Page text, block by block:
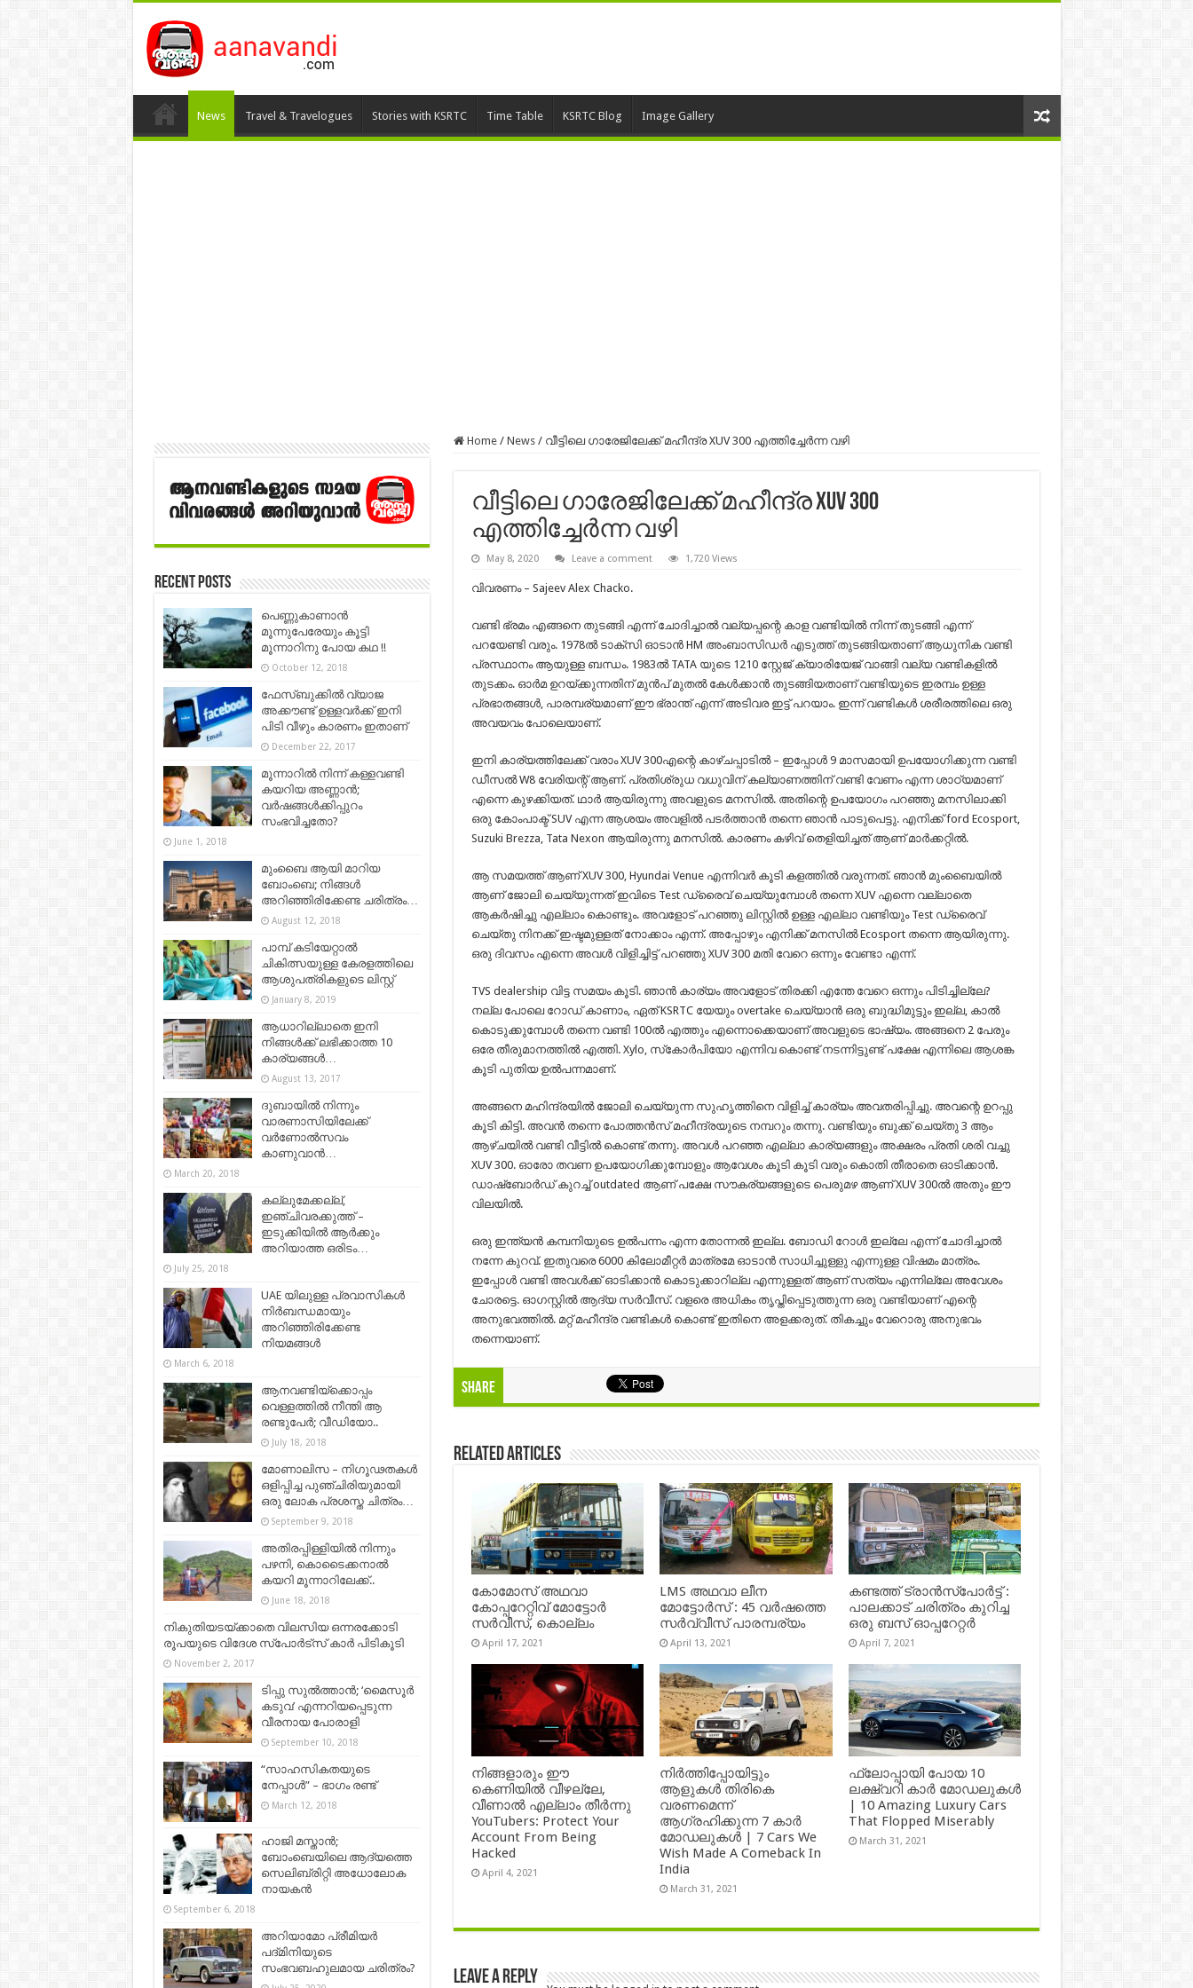
News Travel & Travelogues Stories with KSRTC Time Table KSRTC Blog Image Gallery
Home / News / വീട്ടിലെ ഗാരേജിലേക്ക് മഹീന്ദ്ര XUV 300 എത്തിച്ചേർന്ന വഴി
വീട്ടിലെ ഗാരേജിലേക്ക് മഹീന്ദ്ര XUV 300
എത്തിച്ചേർന്ന വഴി
May 8, 2020 Leave a comment 1,720 Views
വിവരണം – ‎Sajeev Alex Chacko.
വണ്ടി ഭ്രമം എങ്ങനെ തുടങ്ങി എന്ന് ചോദിച്ചാൽ വല്യപ്പന്റെ കാള വണ്ടിയിൽ നിന്ന് തുടങ്ങി എന്ന്
പറയേണ്ടി വരും. 1978ൽ ടാക്സി ഓടാൻ HM അംബാസിഡർ എടുത്ത് തുടങ്ങിയതാണ് ആധുനിക വണ്ടി
പ്രസ്ഥാനം ആയുള്ള ബന്ധം. 1983ൽ TATA യുടെ 1210 സ്റ്റേജ് ക്യാരിയേജ്‌ വാങ്ങി വല്യ വണ്ടികളിൽ
തുടക്കം. ഓർമ ഉറയ്ക്കുന്നതിന്‌ മുൻപ് മുതൽ കേൾക്കാൻ തുടങ്ങിയതാണ് വണ്ടിയുടെ ഇരമ്പം ഉള്ള
പ്രഭാതങ്ങൾ, പാരമ്പര്യമാണ് ഈ ഭ്രാന്ത് എന്ന് അടിവര ഇട്ട് പറയാം. ഇന്ന് വണ്ടികൾ ശരീരത്തിലെ ഒരു
അവയവം പോലെയാണ്.
ഇനി കാര്യത്തിലേക്ക് വരാം XUV 300എന്റെ കാഴ്ചപ്പാടിൽ – ഇപ്പോൾ 9 മാസമായി ഉപയോഗിക്കുന്ന വണ്ടി
ഡീസൽ W8 വേരിയന്റ് ആണ്. പ്രതിശ്രുധ വധുവിന് കല്യാണത്തിന് വണ്ടി വേണം എന്ന ശാഠ്യമാണ്
എന്നെ കുഴക്കിയത്. ഥാർ ആയിരുന്നു അവളുടെ മനസിൽ. അതിന്റെ ഉപയോഗം പറഞ്ഞു മനസിലാക്കി
ഒരു കോംപാക്ട് SUV എന്ന ആശയം അവളിൽ പടർത്താൻ തന്നെ ഞാൻ പാടുപെട്ടു. എനിക്ക് ford Ecosport,
Suzuki Brezza, Tata Nexon ആയിരുന്നു മനസിൽ. കാരണം കഴിവ് തെളിയിച്ചത് ആണ് മാർക്കറ്റിൽ.
ആ സമയത്ത് ആണ് XUV 300, Hyundai Venue എന്നിവർ കൂടി കളത്തിൽ വരുന്നത്. ഞാൻ മുംബൈയിൽ
ആണ് ജോലി ചെയ്യുന്നത് ഇവിടെ Test ഡ്രൈവ് ചെയ്യുമ്പോൾ തന്നെ XUV എന്നെ വല്ലാതെ
ആകർഷിച്ചു എല്ലാം കൊണ്ടും. അവളോട് പറഞ്ഞു ലിസ്റ്റിൽ ഉള്ള എല്ലാ വണ്ടിയും Test ഡ്രൈവ്
ചെയ്തു നിനക്ക് ഇഷ്ടമുള്ളത് നോക്കാം എന്ന്. അപ്പോഴും എനിക്ക് മനസിൽ Ecosport തന്നെ ആയിരുന്നു.
ഒരു ദിവസം എന്നെ അവൾ വിളിച്ചിട്ട് പറഞ്ഞു XUV 300 മതി വേറെ ഒന്നും വേണ്ടാ എന്ന്.
TVS dealership വിട്ട സമയം കൂടി. ഞാൻ കാര്യം അവളോട് തിരക്കി എന്തേ വേറെ ഒന്നും പിടിച്ചില്ലേ?
നല്ല പോലെ റോഡ് കാണാം, ഏത് KSRTC യേയും overtake ചെയ്യാൻ ഒരു ബുദ്ധിമുട്ടും ഇല്ല, കാൽ
കൊടുക്കുമ്പോൾ തന്നെ വണ്ടി 100ൽ എത്തും എന്നൊക്കെയാണ് അവളുടെ ഭാഷ്യം. അങ്ങനെ 2 പേരും
ഒരേ തീരുമാനത്തിൽ എത്തി. Xylo, സ്‌കോർപിയോ എന്നിവ കൊണ്ട് നടന്നിട്ടുണ്ട്‌ പക്ഷേ എന്നിലെ ആശങ്ക
കൂടി പുതിയ ഉൽപന്നമാണ്.
അങ്ങനെ മഹിന്ദ്രയിൽ ജോലി ചെയ്യുന്ന സുഹൃത്തിനെ വിളിച്ച് കാര്യം അവതരിപ്പിച്ചു. അവന്റെ ഉറപ്പു
കൂടി കിട്ടി. അവൻ തന്നെ പോത്തൻസ് മഹീന്ദ്രയുടെ നമ്പറും തന്നു. വണ്ടിയും ബുക്ക് ചെയ്തു 3 ആം
ആഴ്ചയിൽ വണ്ടി വീട്ടിൽ കൊണ്ട് തന്നു. അവൾ പറഞ്ഞ എല്ലാ കാര്യങ്ങളും അക്ഷരം പ്രതി ശരി വച്ചു
XUV 300. ഓരോ തവണ ഉപയോഗിക്കുമ്പോളും ആവേശം കൂടി കൂടി വരും കൊതി തീരാതെ ഓടിക്കാൻ.
ഡാഷ്ബോർഡ് കുറച്ച് outdated ആണ് പക്ഷേ സൗകര്യങ്ങളുടെ പെരുമഴ ആണ് XUV 300ൽ അതും ഈ
വിലയിൽ.
ഒരു ഇന്ത്യൻ കമ്പനിയുടെ ഉൽപന്നം എന്ന തോന്നൽ ഇല്ല. ബോഡി റോൾ ഇല്ലേ എന്ന് ചോദിച്ചാൽ
നന്നേ കുറവ്‌. ഇതുവരെ 6000 കിലോമീറ്റർ മാത്രമേ ഓടാൻ സാധിച്ചുള്ളു എന്നുള്ള വിഷമം മാത്രം.
ഇപ്പോൾ വണ്ടി അവൾക്ക് ഓടിക്കാൻ കൊടുക്കാറില്ല എന്നുള്ളത് ആണ് സത്യം എന്നില്ലേ അവേശം
ചോരട്ടെ. ഓഗസ്റ്റിൽ ആദ്യ സർവീസ്. വളരെ അധികം തൃപ്തിപ്പെടുത്തുന്ന ഒരു വണ്ടിയാണ് എന്റെ
അനുഭവത്തിൽ. മറ്റ് മഹീന്ദ്ര വണ്ടികൾ കൊണ്ട് ഇതിനെ അളക്കരുത്. തികച്ചും വേറൊരു അനുഭവം
തന്നെയാണ്.
Share
Related Articles
കോമോസ് അഥവാ
കോപ്പറേറ്റിവ് മോട്ടോര്‍
സര്‍വീസ്, കൊല്ലം
April 17, 2021
LMS അഥവാ ലീന
മോട്ടോർസ് : 45 വർഷത്തെ
സർവ്വീസ് പാരമ്പര്യം
April 13, 2021
കണ്ടത്ത് ട്രാൻസ്‌പോർട്ട് :
പാലക്കാട് ചരിത്രം കുറിച്ച
ഒരു ബസ് ഓപ്പറേറ്റർ
April 7, 2021
നിങ്ങളാരും ഈ
കെണിയിൽ വീഴല്ലേ,
വീണാൽ എല്ലാം തീർന്നു
YouTubers: Protect Your
Account From Being
Hacked
April 4, 2021
നിർത്തിപ്പോയിട്ടും
ആളുകൾ തിരികെ
വരണമെന്ന്
ആഗ്രഹിക്കുന്ന 7 കാർ
മോഡലുകൾ | 7 Cars We
Wish Made A Comeback In
India
March 31, 2021
ഫ്ലോപ്പായി പോയ 10
ലക്ഷ്വറി കാർ മോഡലുകൾ
| 10 Amazing Luxury Cars
That Flopped Miserably
March 31, 2021
Leave a Reply
Recent Posts
പെണ്ണുകാണാൻ
മൂന്നുപേരേയും കൂട്ടി
മൂന്നാറിനു പോയ കഥ !!
October 12, 2018
ഫേസ്ബുക്കില്‍ വ്യാജ
അക്കൗണ്ട് ഉള്ളവര്‍ക്ക് ഇനി
പിടി വീഴും കാരണം ഇതാണ്
December 22, 2017
മൂന്നാറിൽ നിന്ന് കള്ളവണ്ടി
കയറിയ അണ്ണാൻ;
വർഷങ്ങൾക്കിപ്പുറം
സംഭവിച്ചതോ?
June 1, 2018
മുംബൈ ആയി മാറിയ
ബോംബെ; നിങ്ങൾ
അറിഞ്ഞിരിക്കേണ്ട ചരിത്രം…
August 12, 2018
പാമ്പ് കടിയേറ്റാൽ
ചികിത്സയുള്ള കേരളത്തിലെ
ആശുപത്രികളുടെ ലിസ്റ്റ്
January 8, 2019
ആധാറില്ലാതെ ഇനി
നിങ്ങള്‍ക്ക് ലഭിക്കാത്ത 10
കാര്യങ്ങള്‍…
August 13, 2017
ദുബായില്‍ നിന്നും
വാരണാസിയിലേക്ക്
വര്‍ണോല്‍സവം
കാണുവാന്‍…
March 20, 2018
കല്ലുമേക്കല്ല്,
ഇഞ്ചിവരക്കുത്ത് –
ഇടുക്കിയില്‍ ആര്‍ക്കും
അറിയാത്ത ഒരിടം…
July 25, 2018
UAE യിലുള്ള പ്രവാസികൾ
നിർബന്ധമായും
അറിഞ്ഞിരിക്കേണ്ട
നിയമങ്ങള്‍
March 6, 2018
ആനവണ്ടിയ്ക്കൊപ്പം
വെള്ളത്തില്‍ നീന്തി ആ
രണ്ടുപേര്‍; വീഡിയോ..
July 18, 2018
മോണാലിസ – നിഗൂഢതകൾ
ഒളിപ്പിച്ച പുഞ്ചിരിയുമായി
ഒരു ലോക പ്രശസ്ത ചിത്രം…
September 9, 2018
അതിരപ്പിള്ളിയിൽ നിന്നും
പഴനി, കൊടൈക്കനാൽ
കയറി മൂന്നാറിലേക്ക്..
June 18, 2018
നികുതിയടയ്ക്കാതെ വിലസിയ ഒന്നരക്കോടി
രൂപയുടെ വിദേശ സ്‌പോര്‍ട്‌സ് കാര്‍ പിടികൂടി
November 2, 2017
ടിപ്പു സുല്‍ത്താന്‍; ‘മൈസൂർ
കടുവ’ എന്നറിയപ്പെടുന്ന
വീരനായ പോരാളി
September 10, 2018
“സാഹസികതയുടെ
നേപ്പാൾ” – ഭാഗം രണ്ട്
March 12, 2018
ഹാജി മസ്താന്‍;
ബോംബെയിലെ ആദ്യത്തെ
സെലിബ്രിറ്റി അധോലോക
നായകന്‍
September 6, 2018
അറിയാമോ പ്രീമിയർ
പദ്‌മിനിയുടെ
സംഭവബഹുലമായ ചരിത്രം?